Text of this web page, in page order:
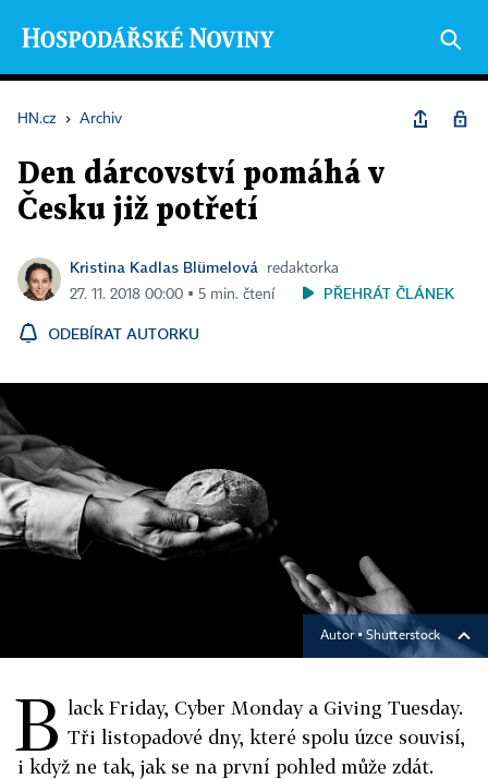
HN.cz › Archiv
Den dárcovství pomáhá v
Česku již potřetí
Kristina Kadlas Blümelová
redaktorka
27. 11. 2018 00:00 ▪ 5 min. čtení
PŘEHRÁT ČLÁNEK
ODEBÍRAT AUTORKU
Autor ▪Shutterstock
B lack Friday, Cyber Monday a Giving Tuesday.
Tři listopadové dny, které spolu úzce souvisí,
i když ne tak, jak se na první pohled může zdát.